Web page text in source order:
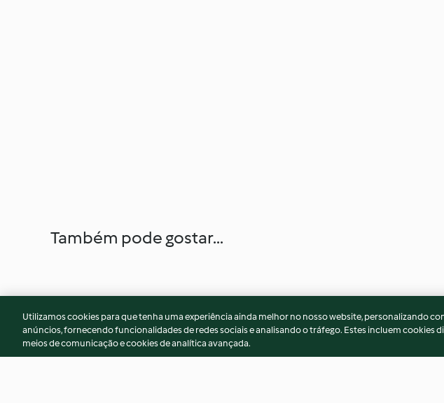
Também pode gostar...
Utilizamos cookies para que tenha uma experiência ainda melhor no nosso website, personalizando
anúncios, fornecendo funcionalidades de redes sociais e analisando o tráfego. Estes incluem cookies
meios de comunicação e cookies de analítica avançada.